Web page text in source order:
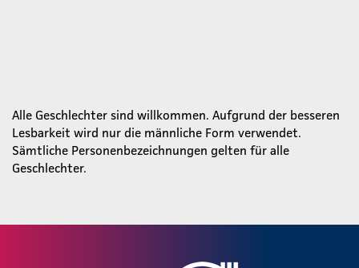
Alle Geschlechter sind willkommen. Aufgrund der besseren
Lesbarkeit wird nur die männliche Form verwendet.
Sämtliche Personenbezeichnungen gelten für alle
Geschlechter.